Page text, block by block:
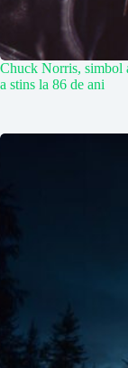
Chuck Norris, simbol
a stins la 86 de ani